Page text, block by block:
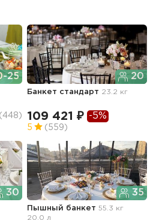
25
(448)
20
Банкет стандарт 23.2 кг
109 421 ₽ -5%
5 (559)
30 35
Пышный банкет55.3 кг
20.0 л